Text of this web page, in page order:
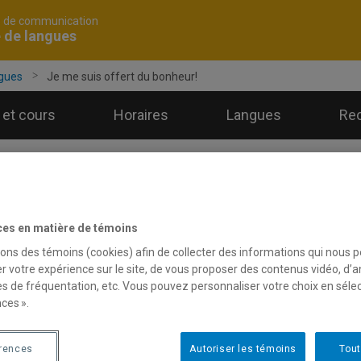
de communication
de langues
Je me suis offert du bonheur!
cours Horaires Langues
me suis offert du bonheur!
j’ai pris ma retraite en 2018, j’avais la tête pleine de
enfin faire tout ce dont j’avais envie. Cependant, j’ai vite
en matière de témoins
des témoins (cookies) afin de collecter des informations qui nous
votre expérience sur le site, de vous proposer des contenus vidéo,
de fréquentation, etc. Vous pouvez personnaliser votre choix en
».
Autoriser les témoins